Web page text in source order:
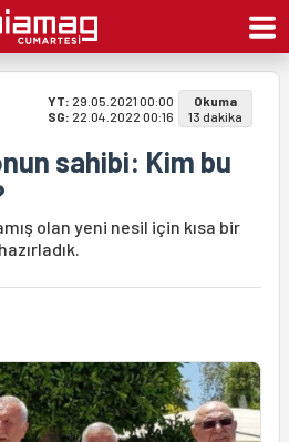
YT: 29.05.2021 00:00
SG: 22.04.2022 00:16
Okuma
13 dakika
sahibi: Kim bu
olan yeni nesil için kısa bir